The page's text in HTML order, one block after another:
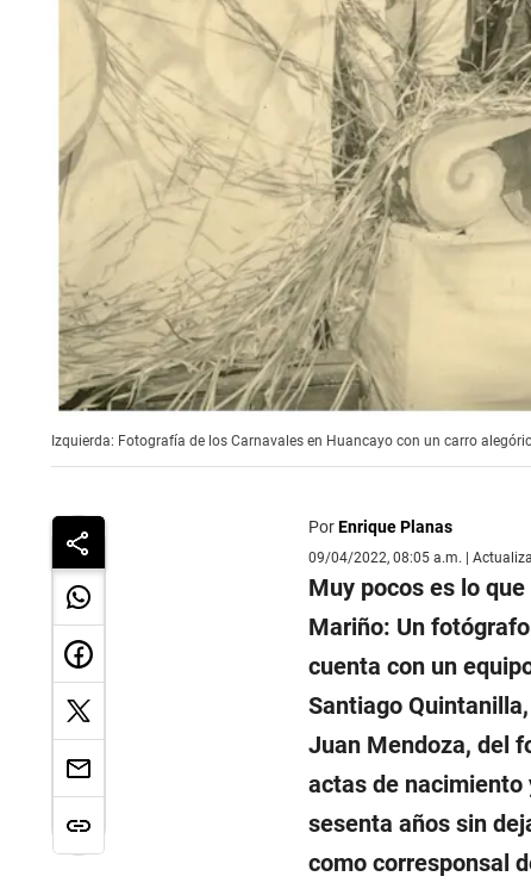
Izquierda: Fotografía de los Carnavales en Huancayo con un carro
PorEnrique Planas
09/04/2022, 08:05 a.m. |
Muy pocos es lo
Mariño: Un
cuenta con un
Santiago
Juan Mendoza, del
actas de nacimiento
sesenta años sin
como corresponsal